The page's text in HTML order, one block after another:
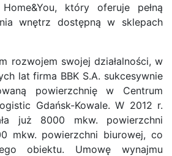
który oferuje pełną
wnętrz dostępną w sklepach
rozwojem swojej działalności, w
lat firma BBK S.A. sukcesywnie
powierzchnię w Centrum
Gdańsk-Kowale. W 2012 r.
już 8000 mkw. powierzchni
mkw. powierzchni biurowej, co
obiektu. Umowę wynajmu